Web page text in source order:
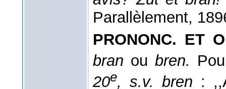
Parallèlement,
PRONONC. ET
bran ou bren.
20e, s.v. bren :